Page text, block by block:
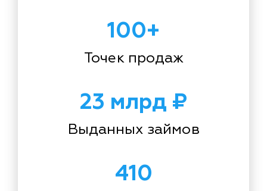
100+
Точек продаж
23 млрд ₽
Выданных займов
410